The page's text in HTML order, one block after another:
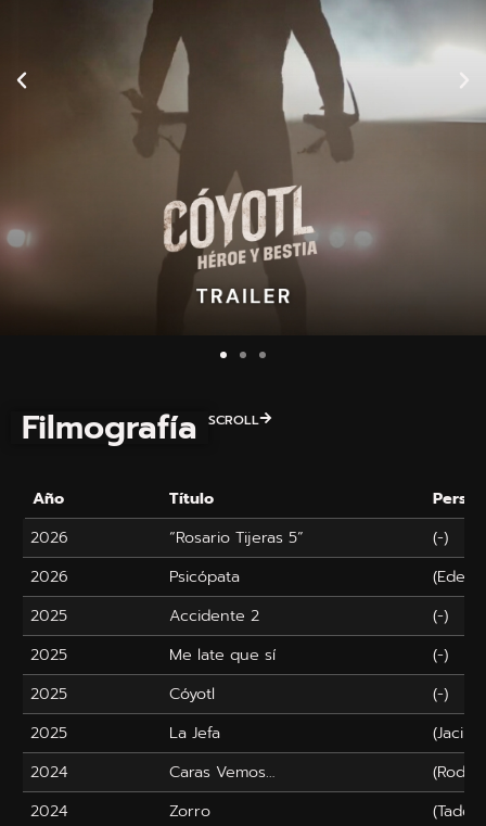
Filmografía SCROLL
Año Título
2026
“Rosario Tijeras 5”
(-)
2026
Psicópata
(Eder)
2025
Accidente 2
(-)
2025
Me late que sí
(-)
2025
Cóyotl
(-)
2025
La Jefa
2024
Caras Vemos…
2024
Zorro